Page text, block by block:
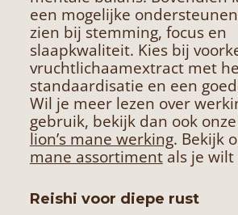
een mogelijke
zien bij stemming, focus en
slaapkwaliteit. Kies bij
vruchtlichaamextract met
standaardisatie en een
Wil je meer lezen over
gebruik, bekijk dan ook
lion’s mane werking. Bekijk
mane assortimentals je wilt
Reishi voor diepe rust